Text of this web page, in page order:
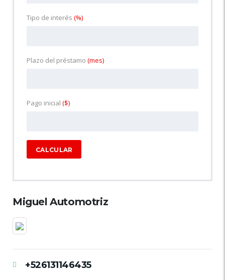
Tipo de interés (%)
Plazo del préstamo (mes)
Pago inicial ($)
CALCULAR
Miguel Automotriz
+526131146435